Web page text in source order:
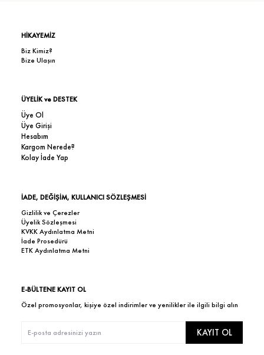
HİKAYEMİZ
Biz Kimiz?
Bize Ulaşın
ÜYELİK ve DESTEK
Üye Ol
Üye Girişi
Hesabım
Kargom Nerede?
Kolay İade Yap
İADE, DEĞİŞİM, KULLANICI SÖZLEŞMESİ
Gizlilik ve Çerezler
Üyelik Sözleşmesi
KVKK Aydınlatma Metni
İade Prosedürü
ETK Aydınlatma Metni
E-BÜLTENE KAYIT OL
Özel promosyonlar, kişiye özel indirimler ve yenilikler ile ilgili bilgi alın
KAYIT OL